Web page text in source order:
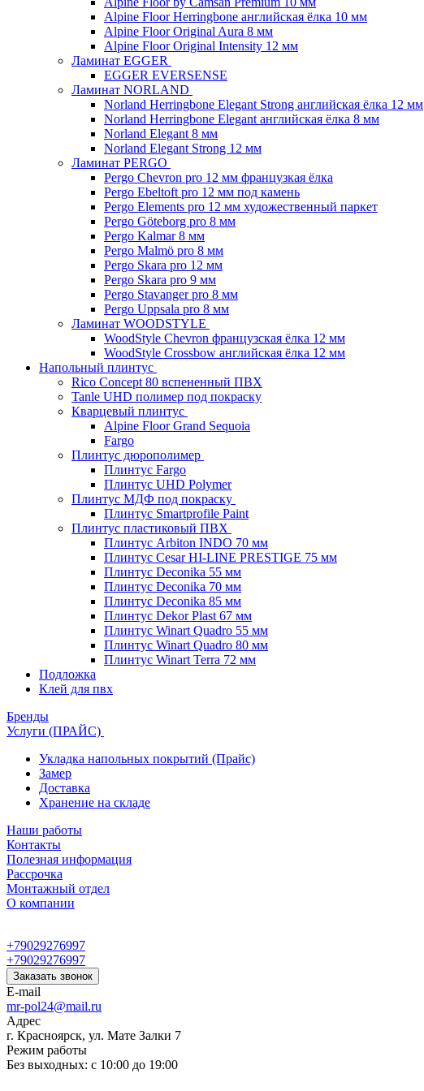
Alpine Floor Herringbone английская ёлка 10 мм
Alpine Floor Original Aura 8 мм
Alpine Floor Original Intensity 12 мм
Ламинат EGGER
EGGER EVERSENSE
Ламинат NORLAND
Norland Herringbone Elegant Strong английская ёлка 12 мм
Norland Herringbone Elegant английская ёлка 8 мм
Norland Elegant 8 мм
Norland Elegant Strong 12 мм
Ламинат PERGO
Pergo Chevron pro 12 мм французкая ёлка
Pergo Ebeltoft pro 12 мм под камень
Pergo Elements pro 12 мм художественный паркет
Pergo Göteborg pro 8 мм
Pergo Kalmar 8 мм
Pergo Malmö pro 8 мм
Pergo Skara pro 12 мм
Pergo Skara pro 9 мм
Pergo Stavanger pro 8 мм
Pergo Uppsala pro 8 мм
Ламинат WOODSTYLE
WoodStyle Chevron французская ёлка 12 мм
WoodStyle Crossbow английская ёлка 12 мм
Напольный плинтус
Rico Concept 80 вспененный ПВХ
Tanle UHD полимер под покраску
Кварцевый плинтус
Alpine Floor Grand Sequoia
Fargo
Плинтус дюрополимер
Плинтус Fargo
Плинтус UHD Polymer
Плинтус МДФ под покраску
Плинтус Smartprofile Paint
Плинтус пластиковый ПВХ
Плинтус Arbiton INDO 70 мм
Плинтус Cesar HI-LINE PRESTIGE 75 мм
Плинтус Deconika 55 мм
Плинтус Deconika 70 мм
Плинтус Deconika 85 мм
Плинтус Dekor Plast 67 мм
Плинтус Winart Quadro 55 мм
Плинтус Winart Quadro 80 мм
Плинтус Winart Terra 72 мм
Подложка
Клей для пвх
Бренды
Услуги (ПРАЙС)
Укладка напольных покрытий (Прайс)
Замер
Доставка
Хранение на складе
Наши работы
Контакты
Полезная информация
Рассрочка
Монтажный отдел
О компании
+79029276997
+79029276997
Заказать звонок
E-mail
mr-pol24@mail.ru
Адрес
г. Красноярск, ул. Мате Залки 7
Режим работы
Без выходных: с 10:00 до 19:00